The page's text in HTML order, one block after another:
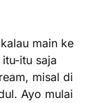
main ke
itu saja
misal di
Ayo mulai